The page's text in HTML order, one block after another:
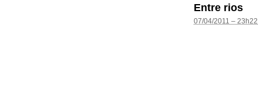
Entre rios
07/04/2011 – 23h22